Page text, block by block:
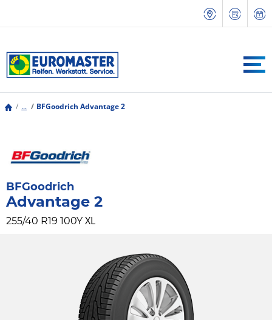
... BFGoodrich Advantage 2
BFGoodrich
Advantage 2
255/40 R19 100Y XL